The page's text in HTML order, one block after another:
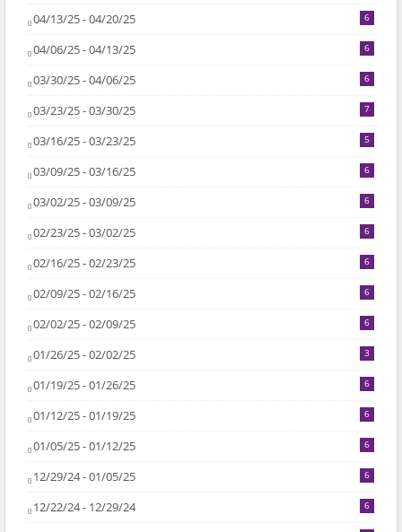
04/13/25 - 04/20/25 6
04/06/25 - 04/13/25 6
03/30/25 - 04/06/25 6
03/23/25 - 03/30/25 7
03/16/25 - 03/23/25 5
03/09/25 - 03/16/25 6
03/02/25 - 03/09/25 6
02/23/25 - 03/02/25 6
02/16/25 - 02/23/25 6
02/09/25 - 02/16/25 6
02/02/25 - 02/09/25 6
01/26/25 - 02/02/25 3
01/19/25 - 01/26/25 6
01/12/25 - 01/19/25 6
01/05/25 - 01/12/25 6
12/29/24 - 01/05/25 6
12/22/24 - 12/29/24 6